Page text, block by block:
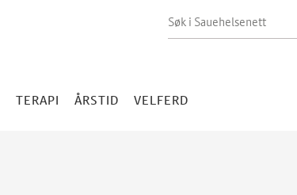
Søk i Sauehelsenett
TERAPI ÅRSTID VELFERD